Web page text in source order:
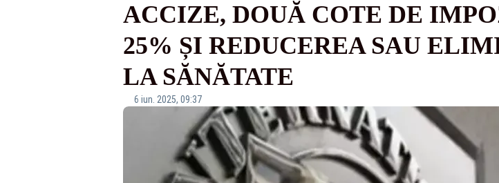
ACCIZE, DOUĂ COTE DE
25% ȘI REDUCEREA SAU
LA SĂNĂTATE
6 iun. 2025, 09:37